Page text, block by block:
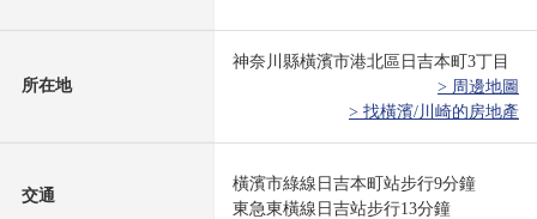
所在地
神奈川縣橫濱市港北區日吉本町3丁目
> 周邊地圖
> 找橫濱/川崎的房地產
交通
橫濱市綠線日吉本町站步行9分鐘
東急東橫線日吉站步行13分鐘